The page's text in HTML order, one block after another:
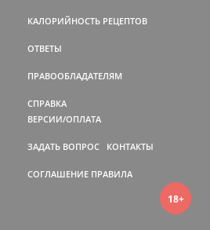
КАЛОРИЙНОСТЬ РЕЦЕПТОВ
ОТВЕТЫ
ПРАВООБЛАДАТЕЛЯМ
СПРАВКА
ВЕРСИИ/ОПЛАТА
ЗАДАТЬ ВОПРОС КОНТАКТЫ
СОГЛАШЕНИЕ ПРАВИЛА
18+